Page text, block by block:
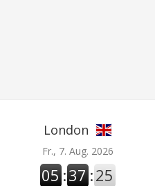
London
Fr., 7. Aug. 2026
05 :37 :26